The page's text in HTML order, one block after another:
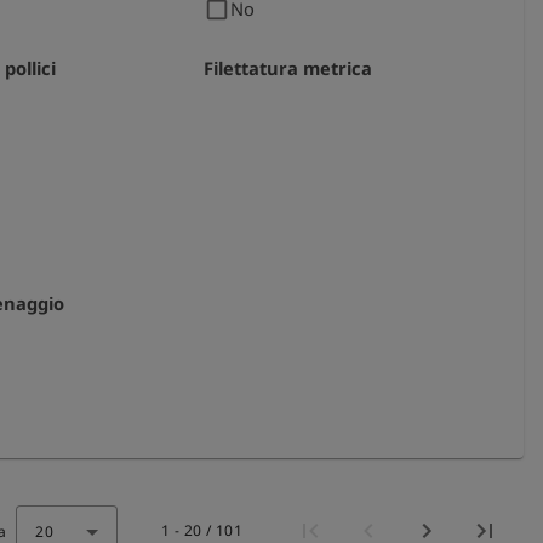
check_box_outline_blank No
Filettatura metrica
20 1 - 20 / 101